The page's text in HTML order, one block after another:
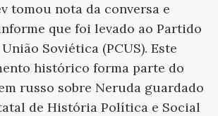
tomou nota da conversa e
que foi levado ao Partido
Soviética (PCUS). Este
histórico forma parte do
russo sobre Neruda guardado
de História Política e Social